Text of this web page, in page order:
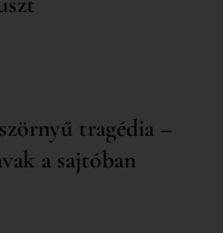
tragédia –
a sajtóban